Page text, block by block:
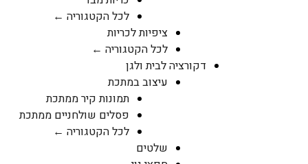
לכל הקטגוריה ←
ציפיות לכריות
לכל הקטגוריה ←
דקורציה לבית ולגן
עיצוב במתכת
תמונות קיר ממתכת
פסלים שולחניים ממתכת
לכל הקטגוריה ←
שלטים